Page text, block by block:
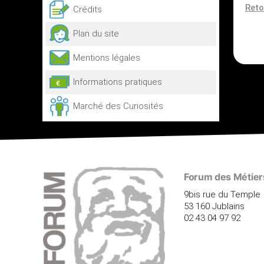
Crédits
Plan du site
Mentions légales
Informations pratiques
Marché des Curiosités
Forum des
9bis rue du Temple
53 160 Jublains
02 43 04 97 92